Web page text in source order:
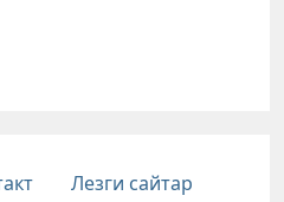
Лезги сайтар